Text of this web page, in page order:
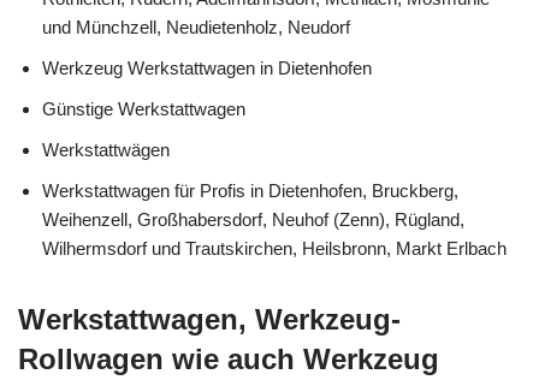
und Münchzell, Neudietenholz, Neudorf
Werkzeug Werkstattwagen in Dietenhofen
Günstige Werkstattwagen
Werkstattwägen
Werkstattwagen für Profis in Dietenhofen, Bruckberg,
Weihenzell, Großhabersdorf, Neuhof (Zenn), Rügland,
Wilhermsdorf und Trautskirchen, Heilsbronn, Markt Erlbach
Werkstattwagen, Werkzeug-
Rollwagen wie auch Werkzeug